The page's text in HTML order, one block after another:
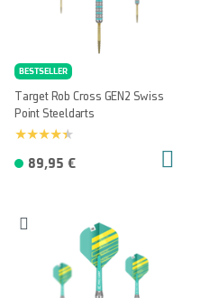
BESTSELLER
Target Rob Cross GEN2 Swiss
Point Steeldarts
89,95 €